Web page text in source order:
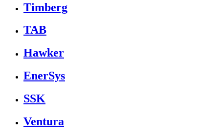
Timberg
TAB
Hawker
EnerSys
SSK
Ventura